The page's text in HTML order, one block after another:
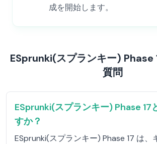
成を開始します。
ESprunki(スプランキー) Phase
質問
ESprunki(スプランキー) Phase 17
すか？
ESprunki(スプランキー) Phase 17 は、